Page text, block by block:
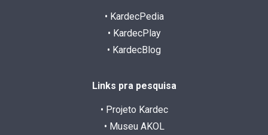
• KardecPedia
• KardecPlay
• KardecBlog
Links pra pesquisa
• Projeto Kardec
• Museu AKOL